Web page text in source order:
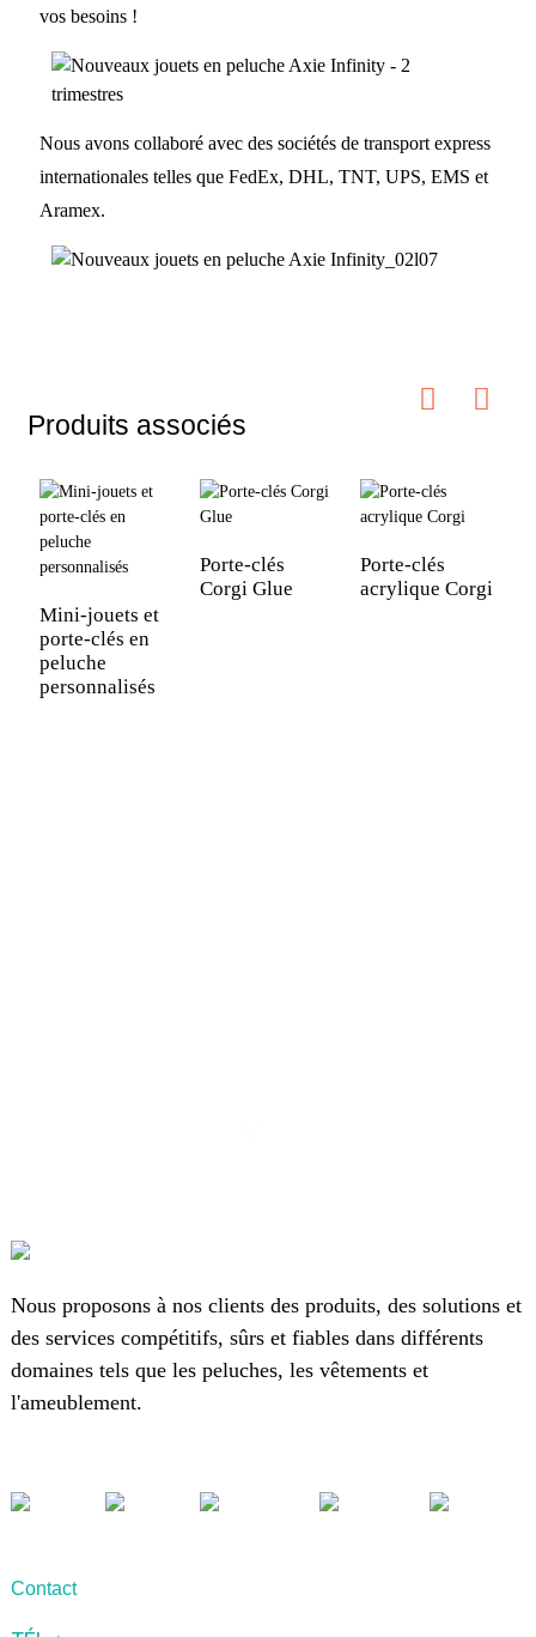
vos besoins !
Nous avons collaboré avec des sociétés de transport express
internationales telles que FedEx, DHL, TNT, UPS, EMS et
Aramex.
Produits associés
Mini-jouets et
porte-clés en
peluche
personnalisés
Porte-clés
Corgi Glue
Porte-clés
acrylique Corgi
Nous proposons à nos clients des produits, des solutions et
des services compétitifs, sûrs et fiables dans différents
domaines tels que les peluches, les vêtements et
l'ameublement.
Contact